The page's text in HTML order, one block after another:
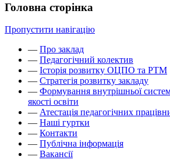
Головна сторінка
Пропустити навігацію
— Про заклад
— Педагогічний колектив
— Історія розвитку ОЦПО та РТМ
— Стратегія розвитку закладу
— Формування внутрішньої
якості освіти
— Атестація педагогічних
— Наші гуртки
— Контакти
— Публічна інформація
— Вакансії